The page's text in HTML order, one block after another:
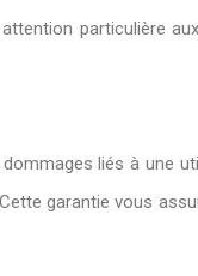
particulière
liés à une
garantie vous